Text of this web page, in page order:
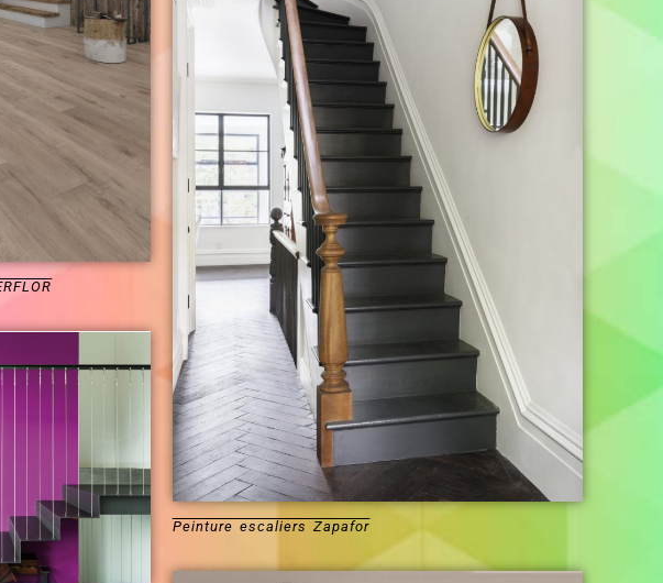
Peinture escaliers Zapafor